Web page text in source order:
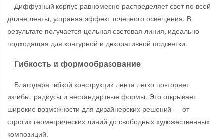
Диффузный корпус равномерно распределяет свет по всей
длине ленты, устраняя эффект точечного освещения. В
результате получается цельная световая линия, идеально
подходящая для контурной и декоративной подсветки.
Гибкость и формообразование
Благодаря гибкой конструкции лента легко повторяет
изгибы, радиусы и нестандартные формы. Это открывает
широкие возможности для дизайнерских решений — от
строгих геометрических линий до свободных художественных
композиций.